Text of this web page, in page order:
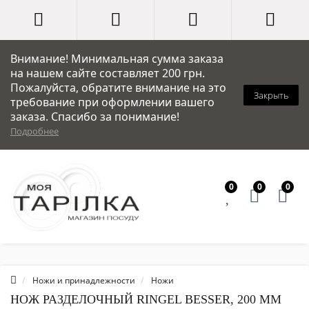
Внимание! Минимальная сумма заказа
на нашем сайте составляет 200 грн.
Пожалуйста, обратите внимание на это
требование при оформлении вашего
заказа. Спасибо за понимание!
Подробнее
Закрыть
0 0 0
Ножи и принадлежности Ножи
НОЖ РАЗДЕЛОЧНЫЙ RINGEL BESSER, 200 ММ